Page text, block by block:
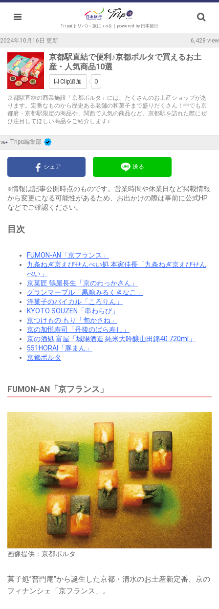
Tripa(トリパ)～旅に＋αを｜powered by 日本旅行
2024年10月16日 更新 6,428 view
京都駅直結で便利♪京都ポルタで買えるお土
産・人気商品10選
Clip追加 0
京都駅直結の商業施設「京都ポルタ」には、たくさんのお土産ショップがあ
ります。定番なものから歴史ある老舗の和菓子まで盛りだくさん！中でも京
都府・京都駅限定の商品や、関西で人気の商品など、京都駅を訪れた際にぜ
ひ注目してほしい商品をご紹介します♪
Tripα編集部
シェア 送る
※情報は記事公開時点のものです。営業時間や休業日など掲載情報
から変更になる可能性があるため、お出かけの際は事前に公式HP
などでご確認ください。
目次
FUMON-AN「京フランス」
九条ねぎ京えびせんべい処 本家佳長「九条ねぎ京えびせん
べい」
京菓匠 鶴屋長生「京のわっかさん」
グランマーブル「黒糖みるくきなこ」
洋菓子のバイカル「ころりん」
KYOTO SOUZEN「串わらび」
京つけもの もり「旬かさね」
京の加悦寿司「丹後のばら寿し」
京の酒処 富屋「城陽酒造 純米大吟醸山田錦40 720ml」
551HORAI「豚まん」
京都ポルタ
FUMON-AN「京フランス」
画像提供：京都ポルタ
菓子処”普門庵”から誕生した京都・清水のお土産新定番、京の
フィナンシェ「京フランス」。